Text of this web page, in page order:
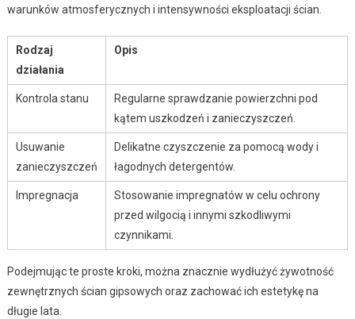
warunków atmosferycznych i intensywności eksploatacji ścian.
Rodzaj
działania
Opis
Kontrola stanu
Regularne sprawdzanie powierzchni pod
kątem uszkodzeń i zanieczyszczeń.
Usuwanie
zanieczyszczeń
Delikatne czyszczenie za pomocą wody i
łagodnych detergentów.
Impregnacja
Stosowanie impregnatów w celu ochrony
przed wilgocią i innymi szkodliwymi
czynnikami.
Podejmując te proste kroki, można znacznie wydłużyć żywotność
zewnętrznych ścian gipsowych oraz zachować ich estetykę na
długie lata.